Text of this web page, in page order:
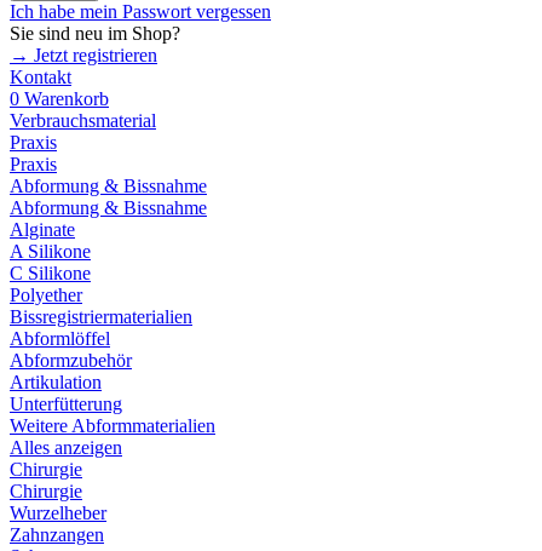
Ich habe mein Passwort vergessen
Sie sind neu im Shop?
→ Jetzt registrieren
Kontakt
0 Warenkorb
Verbrauchsmaterial
Praxis
Praxis
Abformung & Bissnahme
Abformung & Bissnahme
Alginate
A Silikone
C Silikone
Polyether
Bissregistriermaterialien
Abformlöffel
Abformzubehör
Artikulation
Unterfütterung
Weitere Abformmaterialien
Alles anzeigen
Chirurgie
Chirurgie
Wurzelheber
Zahnzangen